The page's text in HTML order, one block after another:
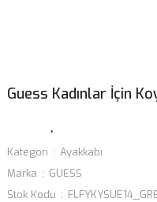
Guess Kadınlar İçin
Kategori
Ayakkabı
Marka
GUESS
Stok Kodu